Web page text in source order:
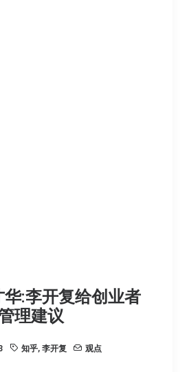
华:李开复给创业者
理建议
知乎, 李开复 观点